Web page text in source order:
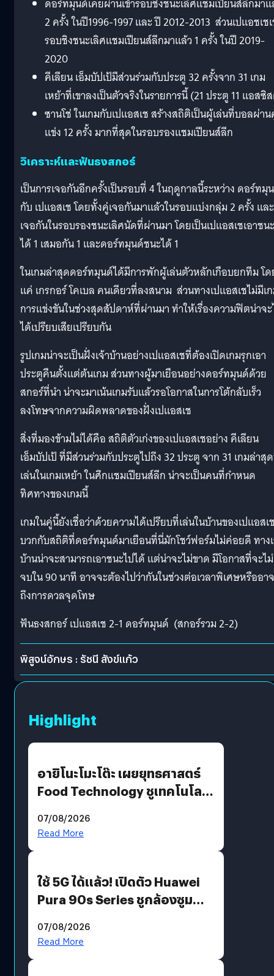
ดอร์ทมุนด์เคยผ่านเข้ารอบชิงชนะเลิศแชมเปียนส์ลีกมา
2 ครั้ง ในปี1996-1997 และ ปี 2012-2013 ส่วนเปแอชเช
รอบชิงชนะเลิศแชมเปียนส์ลีกมาแล้ว 1 ครั้ง ในปี 2019-
2020
คีเลียน เอ็มบัปเป้มีส่วนร่วมกับประตู 32 ครั้งจาก 31 เกม
เหย้าที่เขาลงเป็นตัวจริงในรายการนี้ (21 ประตู 11 แอสซิ
ซานโช่ ในเกมกับเปแอสเช สร้างสถิติเป็นผู้เล่นที่บอลผ่า
แข่ง 12 ครั้ง มากที่สุดในรอบรองแชมเปียนส์ลีก
วิเคราะห์และฟันธงสกอร์
เป็นการเจอกันอีกครั้งเป็นรอบที่ 4 ในฤดูกาลนี้ระหว่าง ดอร์ทมุ
กับ เปแอสเช โดยทั้งคู่เจอกันมาแล้วในรอบแบ่งกลุ่ม 2 ครั้ง และ
เจอกันในรอบรองชนะเลิศนัดที่ผ่านมา โดยเป็นเปแอสเชเอาชนะ
ได้ 1 เสมอกัน 1 และดอร์ทมุนด์ชนะได้ 1
ในเกมล่าสุดดอร์ทมุนด์ได้มีการพักผู้เล่นตัวหลักเกือบยกทีม โ
แค่ เกรกอร์ โคเบล คนเดียวที่ลงสนาม ส่วนทางเปแอสเชไม่มีเ
การแข่งขันในช่วงสุดสัปดาห์ที่ผ่านมา ทำให้เรื่องความฟิตน่าจ
ได้เปรียบเสียเปรียบกัน
รูปเกมน่าจะเป็นฝั่งเจ้าบ้านอย่างเปแอสเชที่ต้องเปิดเกมรุกเอา
ประตูคืนตั้งแต่ต้นเกม ส่วนทางผู้มาเยือนอย่างดอร์ทมุนด์ด้วย
สกอร์ที่นำ น่าจะมาเน้นเกมรับแล้วรอโอกาสในการโต้กลับเร็ว
ลงโทษจากความผิดพลาดของฝั่งเปแอสเช
สิ่งที่มองข้ามไม่ได้คือ สถิติตัวเก่งของเปแอสเชอย่าง คีเลียน
เอ็มบัปเป้ ที่มีส่วนร่วมกับประตูไปถึง 32 ประตู จาก 31 เกมล่าสุ
เล่นในเกมเหย้า ในศึกแชมเปียนส์ลีก น่าจะเป็นคนที่กำหนด
ทิศทางของเกมนี้
เกมในคู่นี้ยังเชื่อว่าด้วยความได้เปรียบที่เล่นในบ้านของเปแอสเ
บวกกับสถิติที่ดอร์ทมุนด์มาเยือนที่นี่มักโชว์ฟอร์มไม่ค่อยดี ทาง
บ้านน่าจะสามารถเอาชนะไปได้ แต่น่าจะไม่ขาด มีโอกาสที่จะไม่
จบใน 90 นาที อาจจะต้องไปว่ากันในช่วงต่อเวลาพิเศษหรืออาจ
ถึงการดวลจุดโทษ
ฟันธงสกอร์ เปแอสเช 2-1 ดอร์ทมุนด์ (สกอร์รวม 2-2)
พิสูจน์อักษร : รัชนี สังข์แก้ว
Highlight
อายิโนะโมะโต๊ะ เผยยุทธศาสตร์
Food Technology ชูเทคโนโลยี
บริโภคและ B2B
07/08/2026
Read More
ใช้ 5G ได้แล้ว! เปิดตัว Huawei
Pura 90s Series ชูกล้องซูม
07/08/2026
Read More